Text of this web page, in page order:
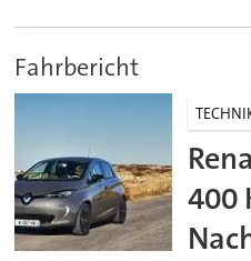
Fahrbericht
400